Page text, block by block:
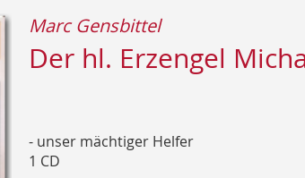
Der hl. Erzengel
Marc Gensbittel
- unser mächtiger Helfer
1 CD